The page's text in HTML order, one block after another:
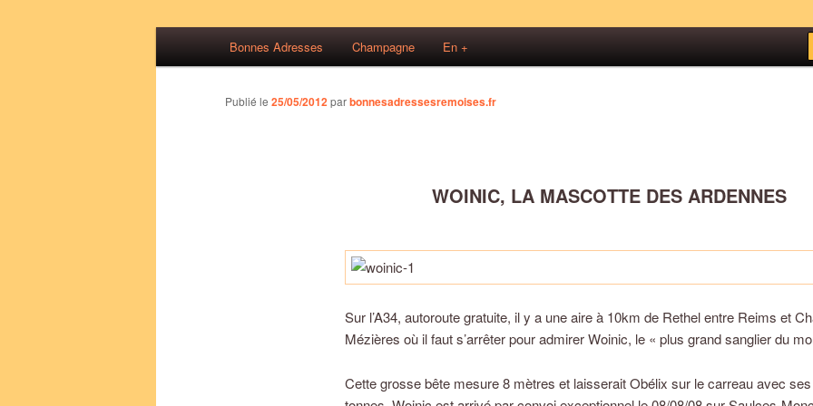
Bonnes Adresses Rémoises
Bonnes Adresses Champagne En +
WOINIC, LA MASCOTTE DES ARDENNES
Publié le 25/05/2012parbonnesadressesremoises.fr
Sur l’A34, autoroute gratuite, il y a une aire à 10km de Rethel entre Reims et
Mézières où il faut s’arrêter pour admirer Woinic, le « plus grand sanglier du
Cette grosse bête mesure 8 mètres et laisserait Obélix sur le carreau avec